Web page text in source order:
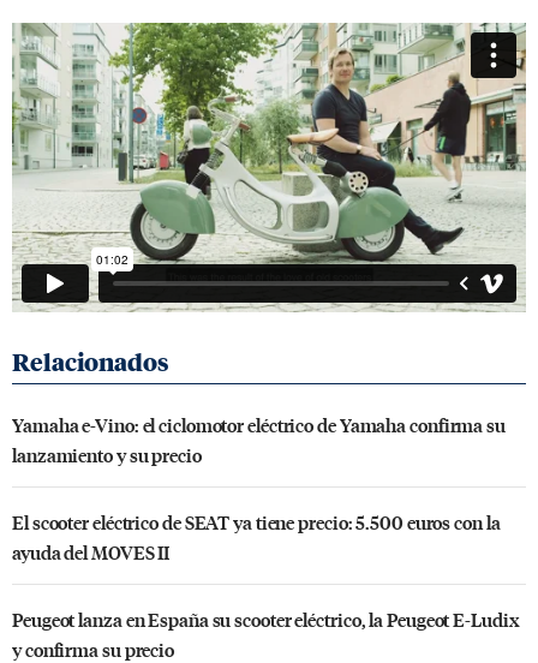
Yamaha e-Vino: el ciclomotor eléctrico de Yamaha confirma su
lanzamiento y su precio
El scooter eléctrico de SEAT ya tiene precio: 5.500 euros con la
ayuda del MOVES II
Peugeot lanza en España su scooter eléctrico, la Peugeot E-Ludix
y confirma su precio